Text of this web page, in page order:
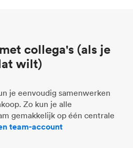
collega's (als je
wilt)
je eenvoudig samenwerken
Zo kun je alle
gemakkelijk op één centrale
team-account